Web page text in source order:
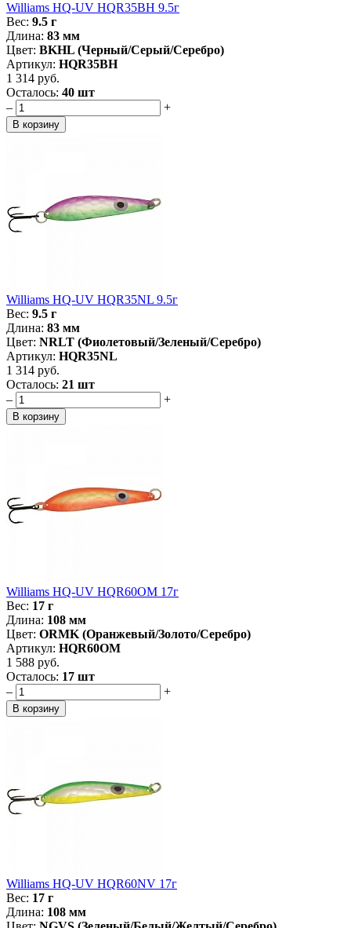
Williams HQ-UV HQR35BH 9.5г
Вес: 9.5 г
Длина: 83 мм
Цвет: BKHL (Черный/Серый/Серебро)
Артикул: HQR35BH
1 314 руб.
Осталось: 40 шт
–
+
Williams HQ-UV HQR35NL 9.5г
Вес: 9.5 г
Длина: 83 мм
Цвет: NRLT (Фиолетовый/Зеленый/Серебро)
Артикул: HQR35NL
1 314 руб.
Осталось: 21 шт
–
+
Williams HQ-UV HQR60OM 17г
Вес: 17 г
Длина: 108 мм
Цвет: ORMK (Оранжевый/Золото/Серебро)
Артикул: HQR60OM
1 588 руб.
Осталось: 17 шт
–
+
Williams HQ-UV HQR60NV 17г
Вес: 17 г
Длина: 108 мм